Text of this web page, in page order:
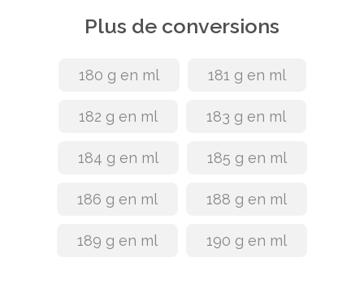
Plus de conversions
180 g en ml 181 g en ml
182 g en ml 183 g en ml
184 g en ml 185 g en ml
186 g en ml 188 g en ml
189 g en ml 190 g en ml